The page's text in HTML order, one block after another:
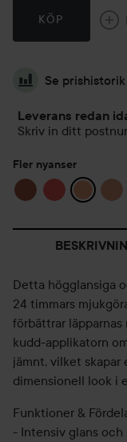
KÖP
Se prishistorik
Leverans redan
Skriv in ditt
Fler nyanser
Detta högglansiga
24 timmars
förbättrar
kudd-applikatorn
jämnt, vilket
dimensionell look i
Funktioner &
- Intensiv glans